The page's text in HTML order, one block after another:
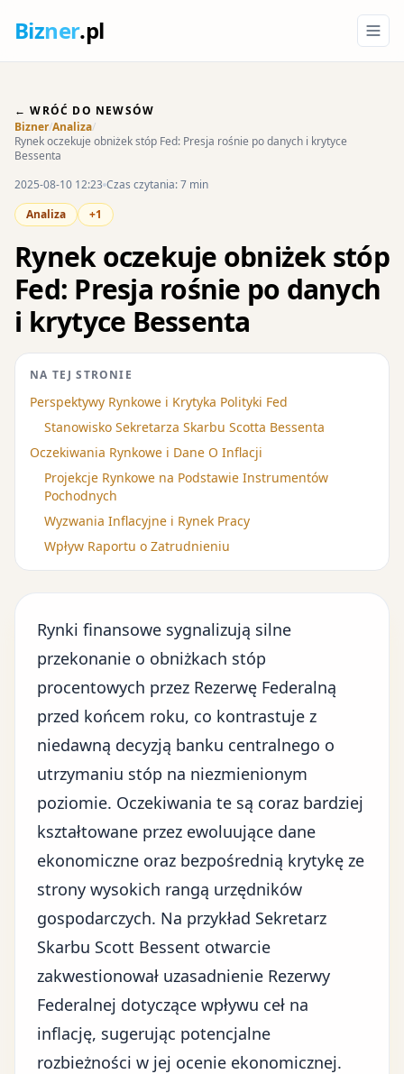
Bizner.pl
← WRÓĆ DO NEWSÓW
Bizner/Analiza/
Rynek oczekuje obniżek stóp Fed: Presja rośnie po danych i krytyce
Bessenta
2025-08-10 12:23 Czas czytania: 7 min
Analiza
+1
Rynek oczekuje obniżek stóp
Fed: Presja rośnie po danych
i krytyce Bessenta
NA TEJ STRONIE
Perspektywy Rynkowe i Krytyka Polityki Fed
Stanowisko Sekretarza Skarbu Scotta Bessenta
Oczekiwania Rynkowe i Dane O Inflacji
Projekcje Rynkowe na Podstawie Instrumentów
Pochodnych
Wyzwania Inflacyjne i Rynek Pracy
Wpływ Raportu o Zatrudnieniu
Rynki finansowe sygnalizują silne
przekonanie o obniżkach stóp
procentowych przez Rezerwę Federalną
przed końcem roku, co kontrastuje z
niedawną decyzją banku centralnego o
utrzymaniu stóp na niezmienionym
poziomie. Oczekiwania te są coraz bardziej
kształtowane przez ewoluujące dane
ekonomiczne oraz bezpośrednią krytykę ze
strony wysokich rangą urzędników
gospodarczych. Na przykład Sekretarz
Skarbu Scott Bessent otwarcie
zakwestionował uzasadnienie Rezerwy
Federalnej dotyczące wpływu ceł na
inflację, sugerując potencjalne
rozbieżności w jej ocenie ekonomicznej.